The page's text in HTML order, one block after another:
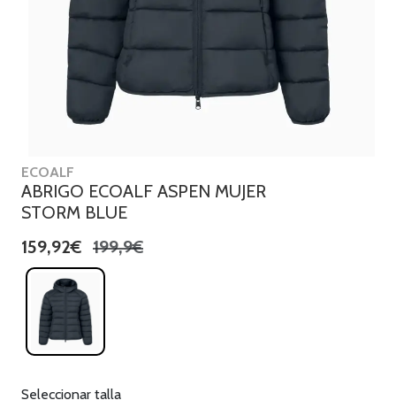
ECOALF
ABRIGO ECOALF ASPEN MUJER
STORM BLUE
159,92€ 199,9€
Seleccionar talla